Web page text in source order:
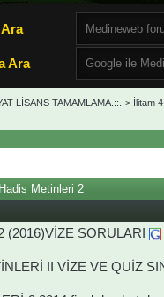
Ara
LİSANS TAMAMLAMA.::. > İlitam
Metinleri 2
SORULARI
II VİZE VE QUİZ